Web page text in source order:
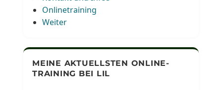
Onlinetraining
Weiter
MEINE AKTUELLSTEN ONLINE-
TRAINING BEI LIL